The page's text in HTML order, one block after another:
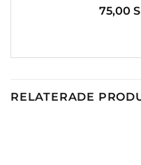
75,00
RELATERADE